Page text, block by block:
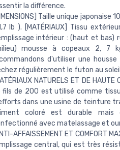
la différence.
Taille unique
lb ). [MATÉRIAUX] Tissu
intérieur : (haut et bas)
mousse à copeaux 2, 7
d'utiliser une
régulièrement le futon au
NATURELS ET DE
fils de 200 est utilisé comme
dans une usine de teinture
coloré est durable mais
avec matelassage et
AFFAISSEMENT ET COMFORT
central, qui est très